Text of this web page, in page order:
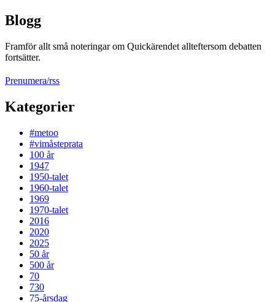
Blogg
Framför allt små noteringar om Quickärendet allteftersom debatten
fortsätter.
Prenumera/rss
Kategorier
#metoo
#vimåsteprata
100 år
1947
1950-talet
1960-talet
1969
1970-talet
2016
2020
2025
50 år
500 år
70
730
75-årsdag